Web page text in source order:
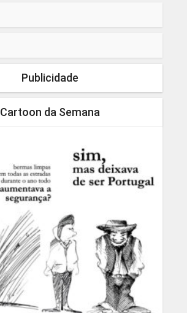
Publicidade
Cartoon da Semana